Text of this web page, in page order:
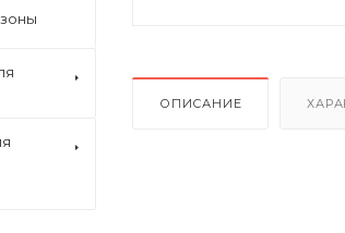
ОПИСАНИЕ